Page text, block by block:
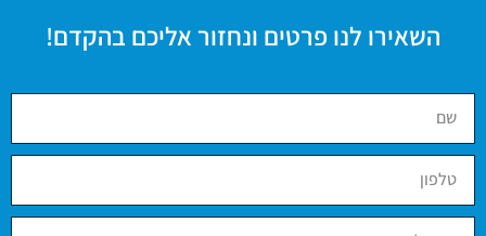
השאירו לנו פרטים ונחזור אליכם בהקדם!